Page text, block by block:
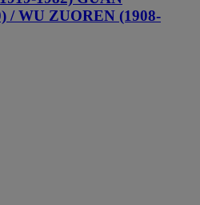
/ WU ZUOREN (1908-